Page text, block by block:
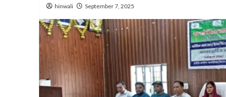
hinwali September 7, 2025